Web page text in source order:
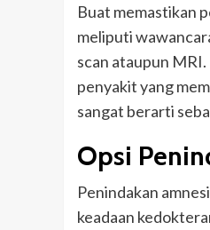
Buat memastikan
meliputi
scan ataupun
penyakit yang
sangat berarti
Opsi
Penindakan
keadaan